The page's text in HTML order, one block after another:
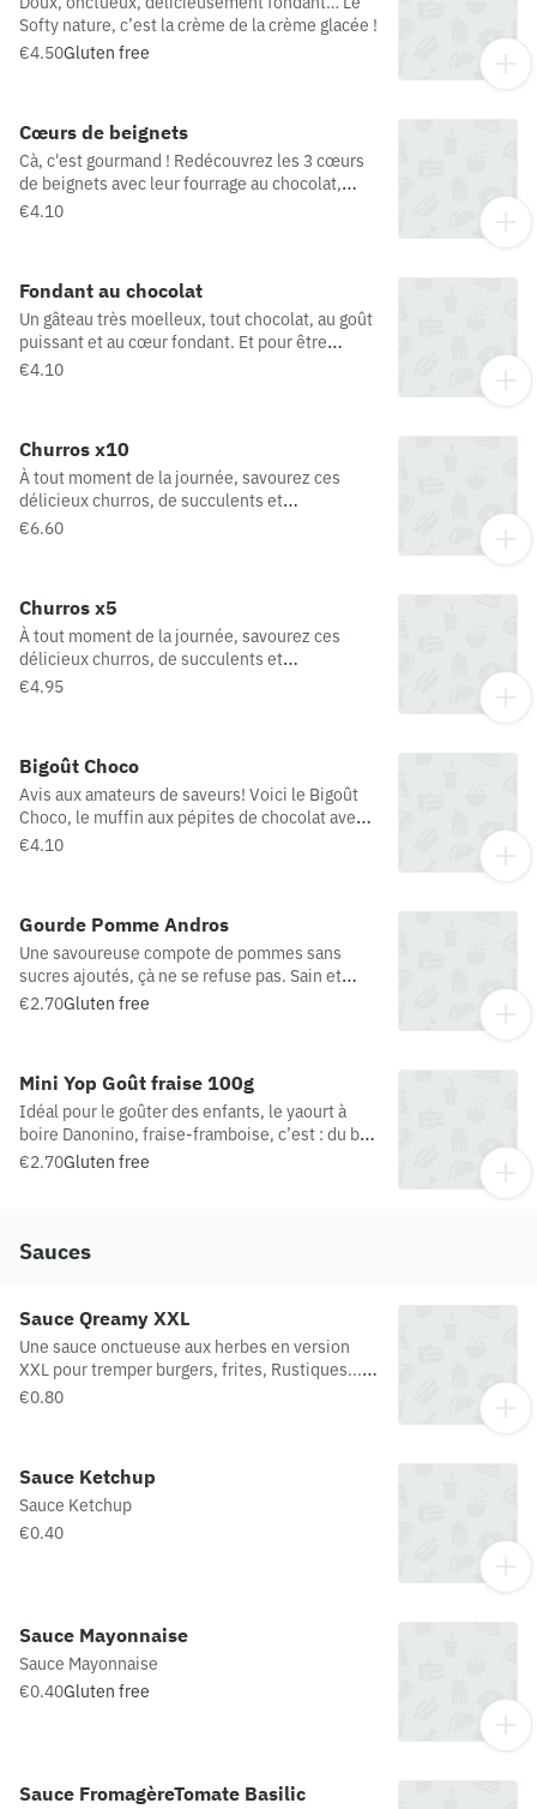
Softy nature, c’est la crème de la crème glacée !
€4.50Gluten free
Cœurs de beignets
Cà, c'est gourmand ! Redécouvrez les 3 cœurs
de beignets avec leur fourrage au chocolat,
fourrage aux noisettes et fourrage au chocolat
€4.10
Fondant au chocolat
Un gâteau très moelleux, tout chocolat, au goût
puissant et au cœur fondant. Et pour être
encore plus gourmand, il est servi chaud.
€4.10
Churros x10
À tout moment de la journée, savourez ces
délicieux churros, de succulents et
croustillants beignets à déguster chauds avec
€6.60
Churros x5
À tout moment de la journée, savourez ces
délicieux churros, de succulents et
croustillants beignets à déguster chauds avec
€4.95
Bigoût Choco
Avis aux amateurs de saveurs! Voici le Bigoût
Choco, le muffin aux pépites de chocolat avec
un fourrage au chocolat et aux noisettes.
€4.10
Gourde Pomme Andros
Une savoureuse compote de pommes sans
sucres ajoutés, çà ne se refuse pas. Sain et
délicieux, ce dessert peu calorique se déguste
€2.70Gluten free
Mini Yop Goût fraise 100g
Idéal pour le goûter des enfants, le yaourt à
boire Danonino, fraise-framboise, c’est : du bon
lait, de bons fruits et du sucre…avec du Calcium
€2.70Gluten free
Sauces
Sauce Qreamy XXL
Une sauce onctueuse aux herbes en version
XXL pour tremper burgers, frites, Rustiques... *
Qreamy = sauce crémeuse
€0.80
Sauce Ketchup
Sauce Ketchup
€0.40
Sauce Mayonnaise
Sauce Mayonnaise
€0.40Gluten free
Sauce FromagèreTomate Basilic